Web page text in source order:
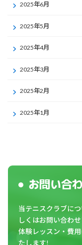
2025年6月
2025年5月
2025年4月
2025年3月
2025年2月
2025年1月
お問い合
当テニスクラブに
しくはお問い合わ
体験レッスン・費
たします!